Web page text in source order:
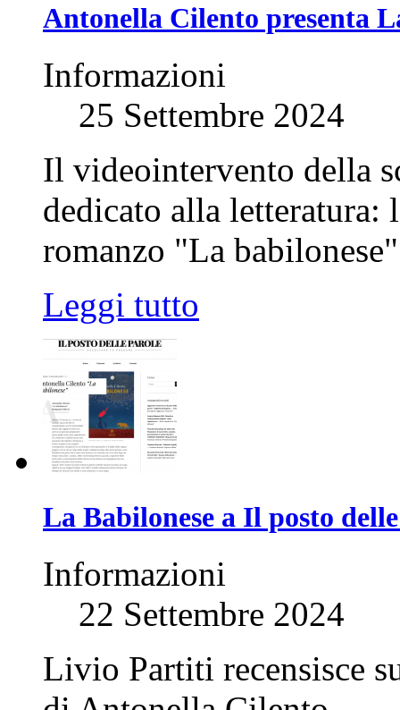
Antonella Cilento presenta
Informazioni
25 Settembre 2024
Il videointervento della
dedicato alla letteratura:
romanzo "La
Leggi tutto
La Babilonese a Il posto
Informazioni
22 Settembre 2024
Livio Partiti recensisce